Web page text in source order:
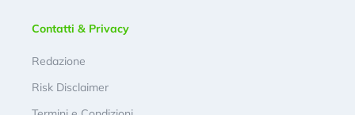
Contatti & Privacy
Redazione
Risk Disclaimer